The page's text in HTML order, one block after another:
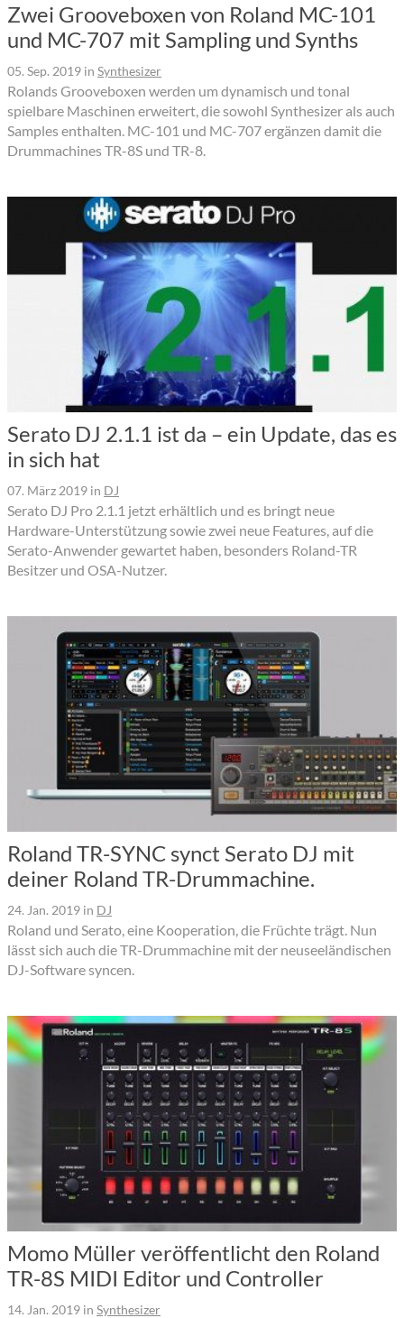
Zwei Grooveboxen von Roland MC-101
und MC-707 mit Sampling und Synths
05. Sep. 2019 in Synthesizer
Rolands Grooveboxen werden um dynamisch und tonal
spielbare Maschinen erweitert, die sowohl Synthesizer als auch
Samples enthalten. MC-101 und MC-707 ergänzen damit die
Drummachines TR-8S und TR-8.
Serato DJ 2.1.1 ist da – ein Update, das es
in sich hat
07. März 2019 in DJ
Serato DJ Pro 2.1.1 jetzt erhältlich und es bringt neue
Hardware-Unterstützung sowie zwei neue Features, auf die
Serato-Anwender gewartet haben, besonders Roland-TR
Besitzer und OSA-Nutzer.
Roland TR-SYNC synct Serato DJ mit
deiner Roland TR-Drummachine.
24. Jan. 2019 in DJ
Roland und Serato, eine Kooperation, die Früchte trägt. Nun
lässt sich auch die TR-Drummachine mit der neuseeländischen
DJ-Software syncen.
Momo Müller veröffentlicht den Roland
TR-8S MIDI Editor und Controller
14. Jan. 2019 in Synthesizer